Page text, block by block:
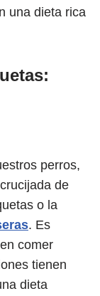
una dieta rica
perros,
de
o la
. Es
comer
tienen
dieta